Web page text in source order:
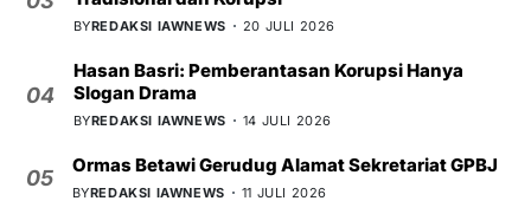
BYREDAKSI IAWNEWS 20 JULI 2026
04
Hasan Basri: Pemberantasan Korupsi Hanya
Slogan Drama
BYREDAKSI IAWNEWS 14 JULI 2026
05
Ormas Betawi Gerudug Alamat Sekretariat GPBJ
BYREDAKSI IAWNEWS 11 JULI 2026